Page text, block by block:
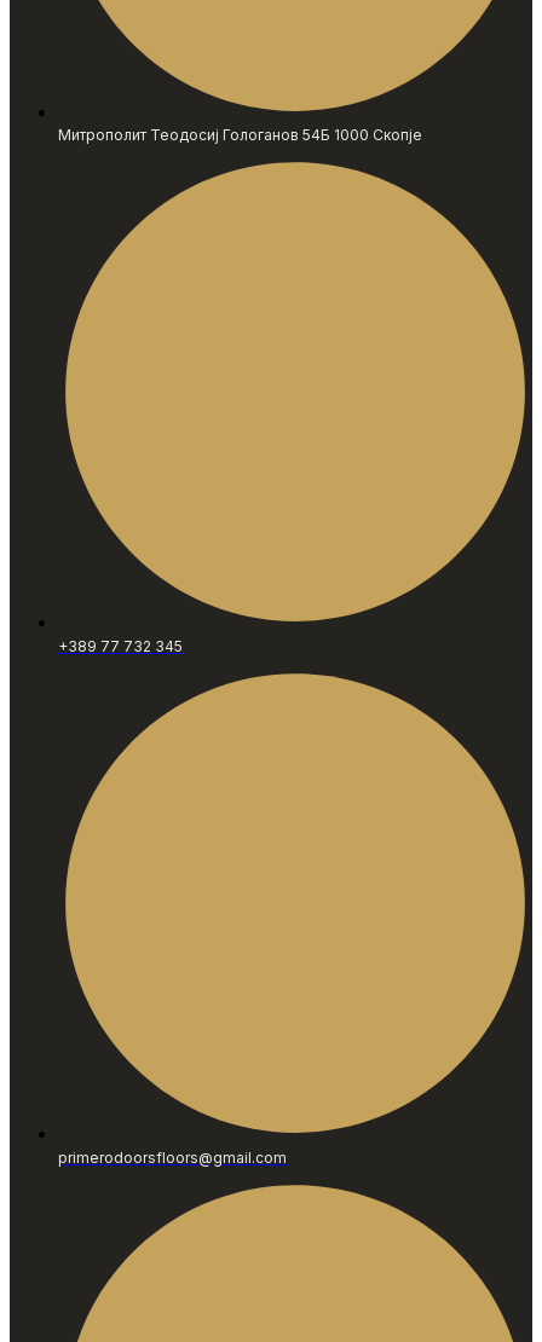
Митрополит Теодосиј Гологанов 54Б 1000 Скопје
+389 77 732 345
primerodoorsfloors@gmail.com